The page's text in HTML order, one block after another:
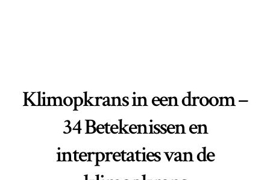
Klimopkrans in een droom –
34 Betekenissen en
interpretaties van de